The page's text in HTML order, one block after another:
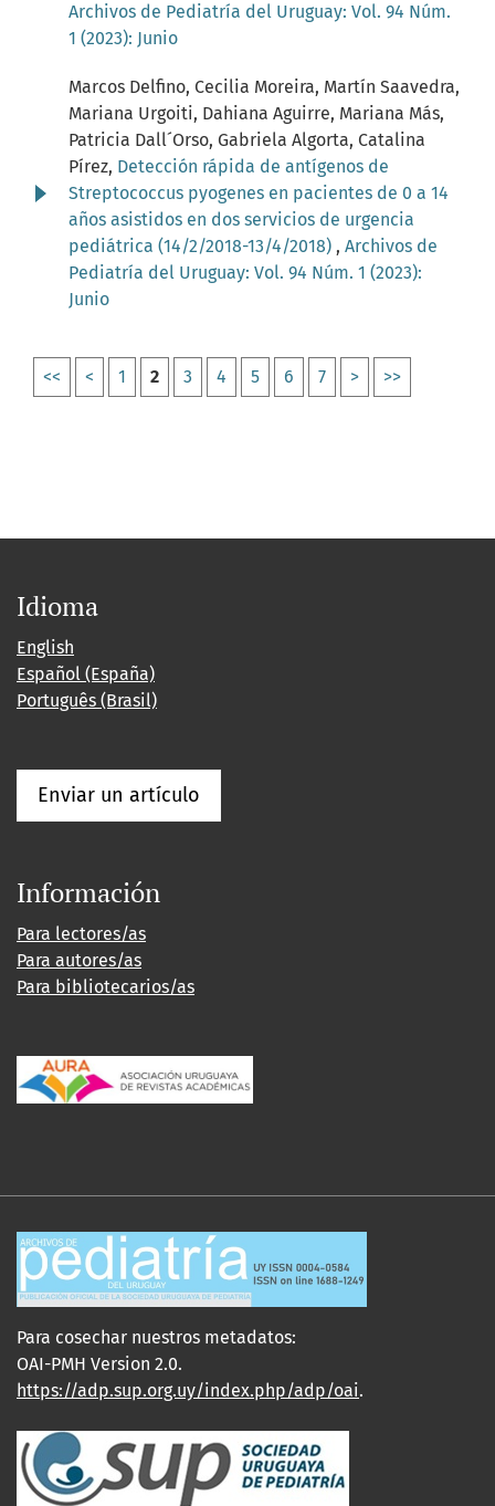
Archivos de Pediatría del Uruguay: Vol. 94 Núm.
1 (2023): Junio
Marcos Delfino, Cecilia Moreira, Martín Saavedra,
Mariana Urgoiti, Dahiana Aguirre, Mariana Más,
Patricia Dall´Orso, Gabriela Algorta, Catalina
Pírez, Detección rápida de antígenos de
Streptococcus pyogenes en pacientes de 0 a 14
años asistidos en dos servicios de urgencia
pediátrica (14/2/2018-13/4/2018) , Archivos de
Pediatría del Uruguay: Vol. 94 Núm. 1 (2023):
Junio
<< < 1 2 3 4 5 6 7 > >>
Idioma
English
Español (España)
Português (Brasil)
Enviar un artículo
Información
Para lectores/as
Para autores/as
Para bibliotecarios/as
Para cosechar nuestros metadatos:
OAI-PMH Version 2.0.
https://adp.sup.org.uy/index.php/adp/oai.